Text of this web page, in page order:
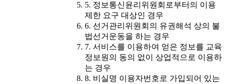
5. 정보통신윤리위원회로부터의 이용
제한 요구 대상인 경우
6. 선거관리위원회의 유권해석 상의 불
법선거운동을 하는 경우
7. 서비스를 이용하여 얻은 정보를 교육
정보원의 동의 없이 상업적으로 이용하
는 경우
8. 비실명 이용자번호로 가입되어 있는